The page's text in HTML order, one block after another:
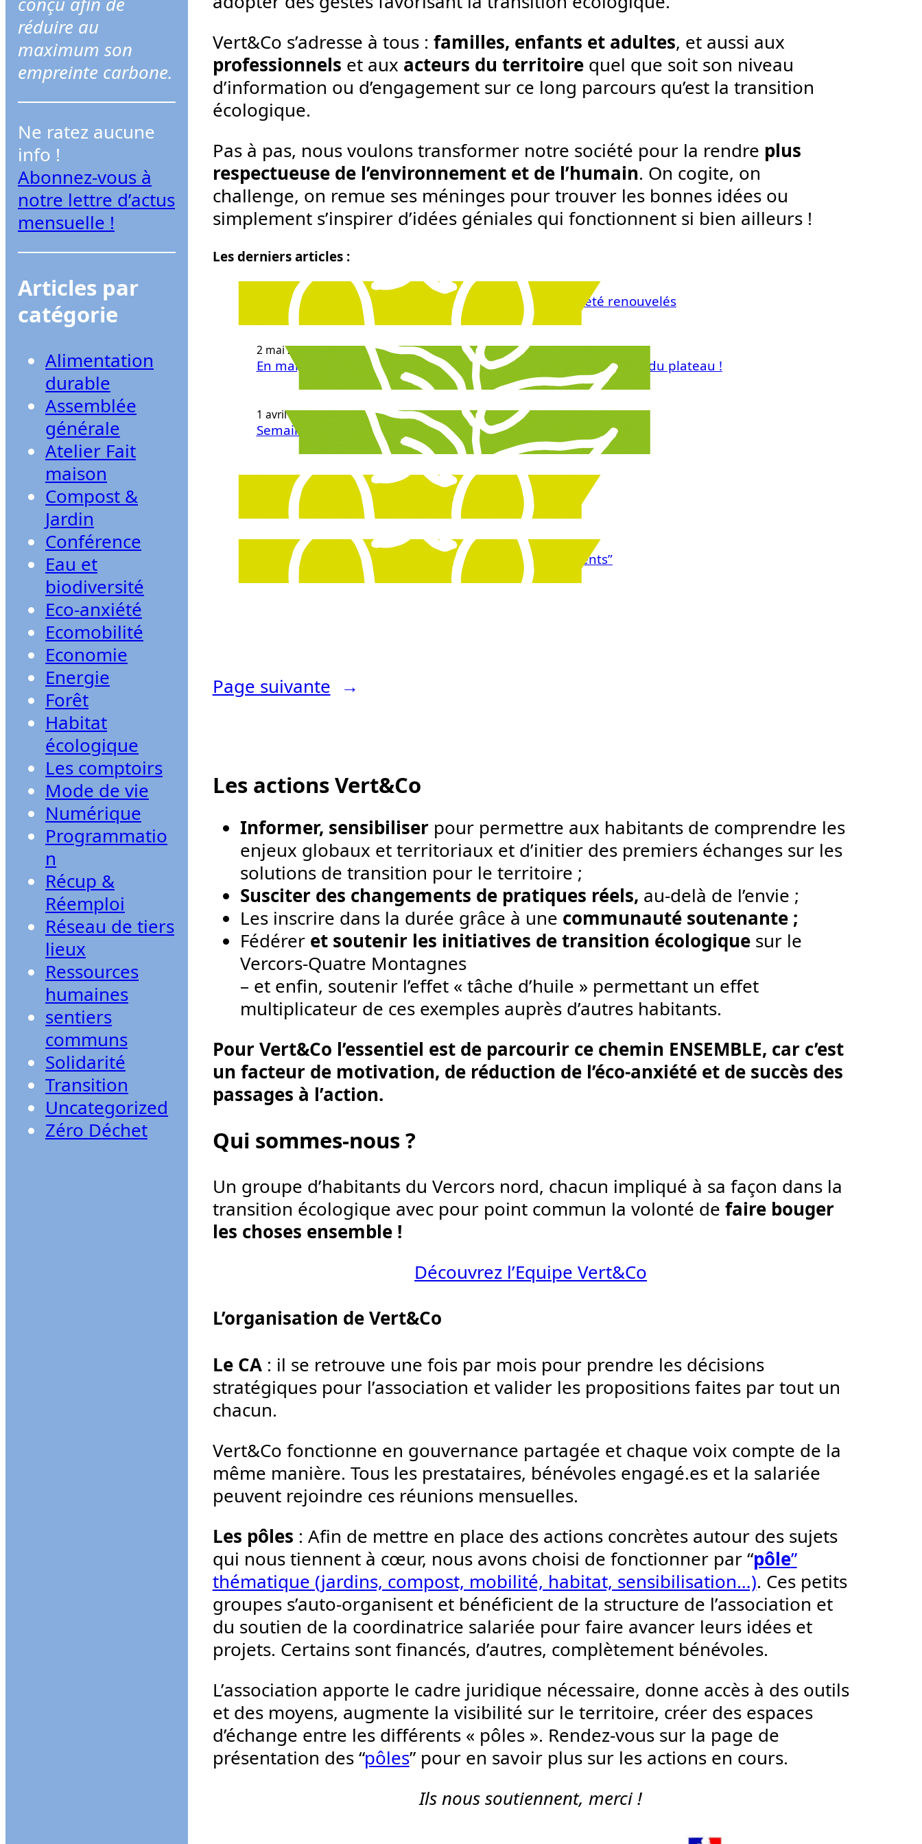
r
c
h
e
r
réduire au
maximum son
empreinte carbone.
Ne ratez aucune
info !
Abonnez-vous à
notre lettre d’actus
mensuelle !
Articles par
catégorie
Alimentation
durable
Assemblée
générale
Atelier Fait
maison
Compost &
Jardin
Conférence
Eau et
biodiversité
Eco-anxiété
Ecomobilité
Economie
Energie
Forêt
Habitat
écologique
Les comptoirs
Mode de vie
Numérique
Programmatio
n
Récup &
Réemploi
Réseau de tiers
lieux
Ressources
humaines
sentiers
communs
Solidarité
Transition
Uncategorized
Zéro Déchet
Vert&Co s’adresse à tous : familles, enfants et adultes, et aussi aux
professionnels et aux acteurs du territoirequel que soit son niveau
d’information ou d’engagement sur ce long parcours qu’est la transition
écologique.
Pas à pas, nous voulons transformer notre société pour la rendre plus
respectueuse de l’environnement et de l’humain. On cogite, on
challenge, on remue ses méninges pour trouver les bonnes idées ou
simplement s’inspirer d’idées géniales qui fonctionnent si bien ailleurs !
Les derniers articles :
31 mai 2026
Le Conseil d’Administration et le bureau Vert&Co ont été renouvelés
2 mai 2026
En mai, retrouvez nos bénévoles sur les différents évènements du plateau !
1 avril 2026
Semaine Développement durable à la cité scolaire Jean Prevost
31 mars 2026
AG 1er avril 18h30 Salle polyvalente Autrans
31 mars 2026
Projection et échanges autour du film “Les soulèvements”
Page suivante →
Les actionsVert&Co
Informer, sensibiliser pour permettre aux habitants de comprendre les
enjeux globaux et territoriaux et d’initier des premiers échanges sur les
solutions de transition pour le territoire ;
Susciter des changements de pratiques réels, au-delà de l’envie ;
Les inscrire dans la durée grâce à une communauté soutenante ;
Fédéreret soutenir les initiatives de transition écologique sur le
Vercors-Quatre Montagnes
– et enfin, soutenir l’effet « tâche d’huile » permettant un effet
multiplicateur de ces exemples auprès d’autres habitants.
Pour Vert&Co l’essentiel est de parcourir ce chemin ENSEMBLE, car c’est
un facteur de motivation, de réduction de l’éco-anxiété et de succès des
passages à l’action.
Qui sommes-nous ?
Un groupe d’habitants du Vercors nord, chacun impliqué à sa façon dans la
transition écologique avec pour point commun la volonté de faire bouger
les choses ensemble !
Découvrez l’Equipe Vert&Co
L’organisation de Vert&Co
Le CA: il se retrouve une fois par mois pour prendre les décisions
stratégiques pour l’association et valider les propositions faites par tout un
chacun.
Vert&Co fonctionne en gouvernance partagée et chaque voix compte de la
même manière. Tous les prestataires, bénévoles engagé.es et la salariée
peuvent rejoindre ces réunions mensuelles.
Les pôles : Afin de mettre en place des actions concrètes autour des sujets
qui nous tiennent à cœur, nous avons choisi de fonctionner par “pôle”
thématique (jardins, compost, mobilité, habitat, sensibilisation…). Ces petits
groupes s’auto-organisent et bénéficient de la structure de l’association et
du soutien de la coordinatrice salariée pour faire avancer leurs idées et
projets. Certains sont financés, d’autres, complètement bénévoles.
L’association apporte le cadre juridique nécessaire, donne accès à des outils
et des moyens, augmente la visibilité sur le territoire, créer des espaces
d’échange entre les différents « pôles ». Rendez-vous sur la page de
présentation des “pôles” pour en savoir plus sur les actions en cours.
Ils nous soutiennent, merci !